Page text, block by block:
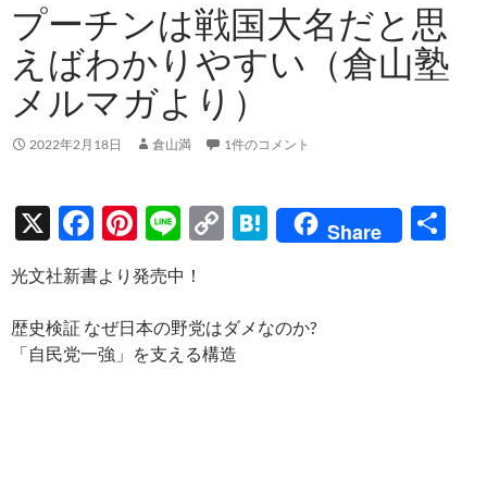
プーチンは戦国大名だと思
えばわかりやすい（倉山塾
メルマガより）
2022年2月18日 倉山満 1件のコメント
X
F
ac
e
b
o
Pi
nt
er
es
t
Li
e
C
y
Li
H
n
Share
光文社新書より発売中！
歴史検証 なぜ日本の野党はダメなのか?
「自民党一強」を支える構造